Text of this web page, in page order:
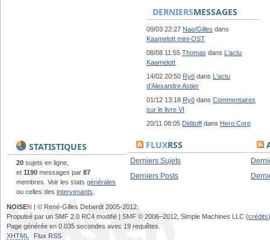
DERNIERSMESSAGES
09/03 22:27 Nao/Gilles dans
Kaamelott mini-OST
08/08 11:55 Thomas dans L'actu
Kaamelott
14/02 20:50 Ryō dans L'actu
d'Alexandre Astier
01/12 13:18 Ryō dans Commentaires
sur le livre VI
20/11 08:05 Diditoff dans Hero Corp
STATISTIQUES
20 sujets en ligne,
et 1190 messages par 87
membres. Voir les stats générales
ou celles des intervenants
FLUXRSS
Derniers Sujets
Derniers Posts
NOISEN | © René-Gilles Deberdt 2005-2012.
Propulsé par un SMF 2.0 RC4 modifié | SMF © 2006–2012, Simple Machines LLC (crédits)
Page générée en 0.035 secondes avec 19 requêtes.
XHTML
Flux RSS